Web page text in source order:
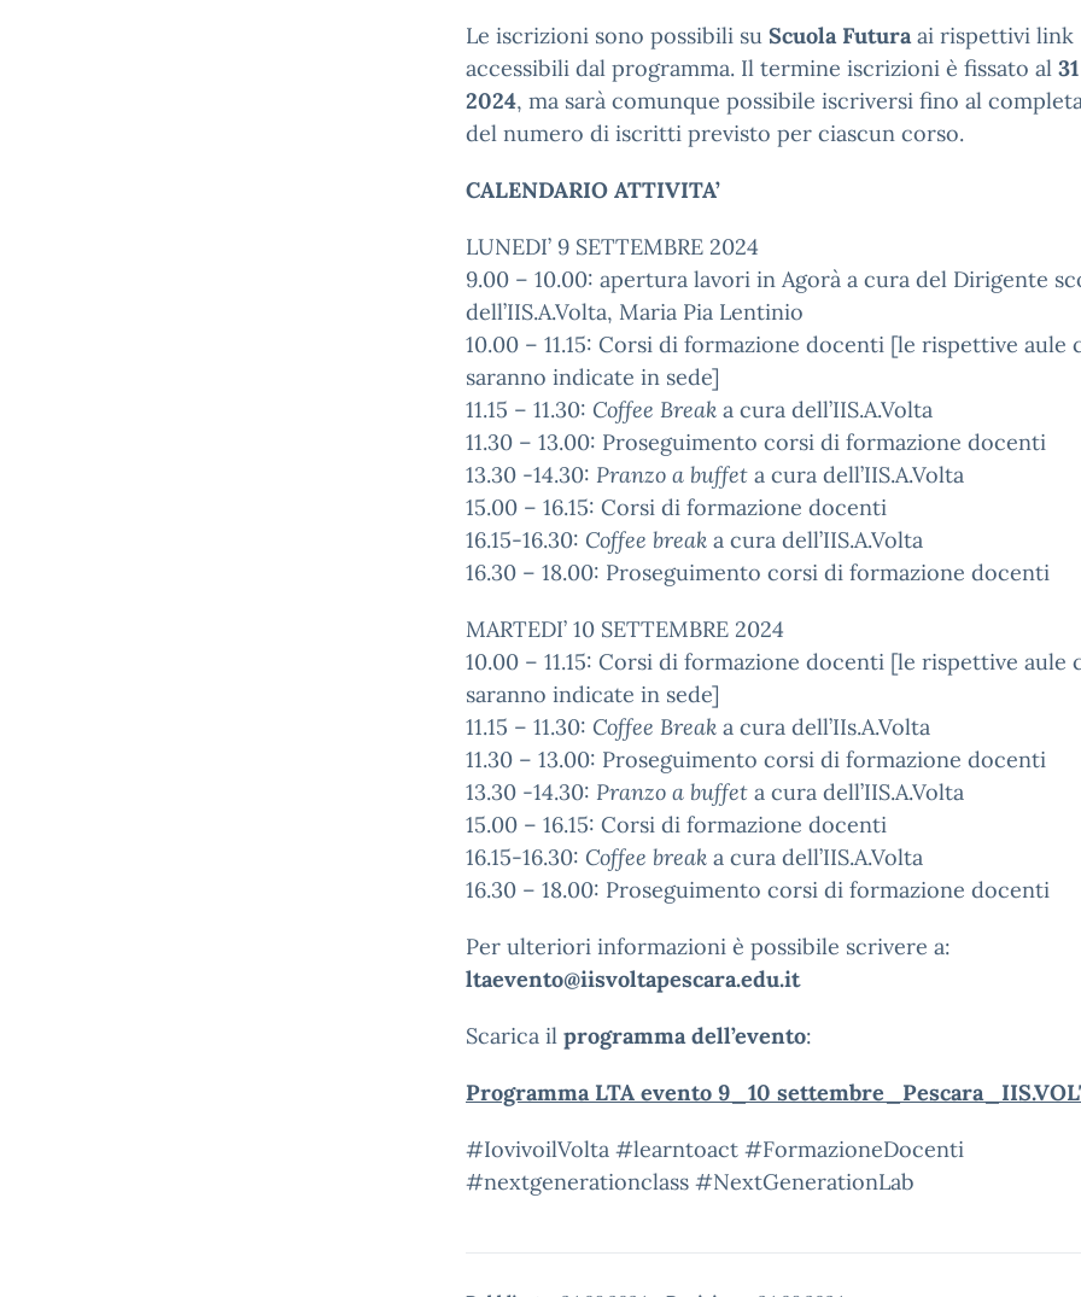
Le iscrizioni sono possibili su Scuola Futuraai rispettivi link
accessibili dal programma. Il termine iscrizioni è fissato al
2024, ma sarà comunque possibile iscriversi fino al
del numero di iscritti previsto per ciascun corso.
CALENDARIO ATTIVITA’
LUNEDI’ 9 SETTEMBRE 2024
9.00 – 10.00: apertura lavori in Agorà a cura del Dirigente
dell’IIS.A.Volta, Maria Pia Lentinio
10.00 – 11.15: Corsi di formazione docenti [le rispettive aule
saranno indicate in sede]
11.15 – 11.30: Coffee Break a cura dell’IIS.A.Volta
11.30 – 13.00: Proseguimento corsi di formazione docenti
13.30 -14.30: Pranzo a buffet a cura dell’IIS.A.Volta
15.00 – 16.15: Corsi di formazione docenti
16.15-16.30: Coffee break a cura dell’IIS.A.Volta
16.30 – 18.00: Proseguimento corsi di formazione docenti
MARTEDI’ 10 SETTEMBRE 2024
10.00 – 11.15: Corsi di formazione docenti [le rispettive aule
saranno indicate in sede]
11.15 – 11.30: Coffee Break a cura dell’IIs.A.Volta
11.30 – 13.00: Proseguimento corsi di formazione docenti
13.30 -14.30: Pranzo a buffet a cura dell’IIS.A.Volta
15.00 – 16.15: Corsi di formazione docenti
16.15-16.30: Coffee break a cura dell’IIS.A.Volta
16.30 – 18.00: Proseguimento corsi di formazione docenti
Per ulteriori informazioni è possibile scrivere a:
ltaevento@iisvoltapescara.edu.it
Scarica il programma dell’evento:
Programma LTA evento 9_10
#IovivoilVolta #learntoact #FormazioneDocenti
#nextgenerationclass #NextGenerationLab